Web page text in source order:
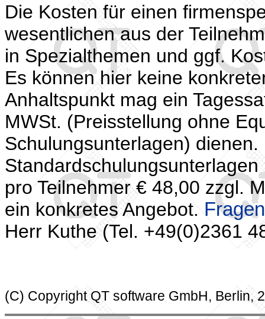
Die Kosten für einen
wesentlichen aus der
in Spezialthemen und ggf.
Es können hier keine
Anhaltspunkt mag ein
MWSt. (Preisstellung ohne
Schulungsunterlagen)
pro Teilnehmer € 48,00 zzgl.
ein konkretes Angebot.
Herr Kuthe (Tel. +49(0)2361
(C) Copyright QT software GmbH, Berlin,